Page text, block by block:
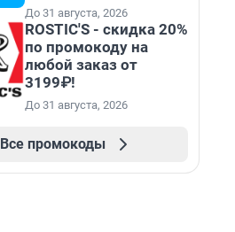
До 31 августа, 2026
ROSTIC'S - скидка 20%
по промокоду на
любой заказ от
3199₽!
До 31 августа, 2026
Все промокоды